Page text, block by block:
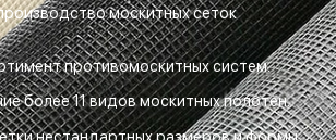
москитных сеток
противомоскитных систем.
более 11 видов москитных полотен.
нестандартных размеров и формы.